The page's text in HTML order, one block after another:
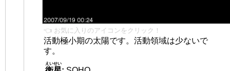
👈 お気に入りのアイコンをクリック！
活動極小期の太陽です。活動領域は少ないで
す。
えいせい